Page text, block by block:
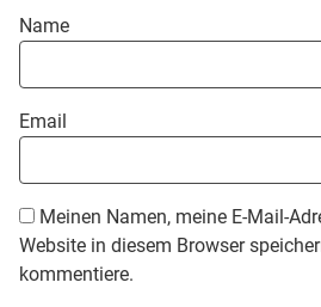
Name
Email
Meinen Namen, meine E-Mail-
Website in diesem Browser
kommentiere.